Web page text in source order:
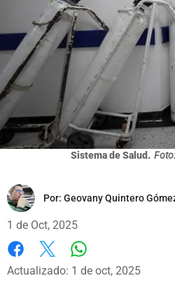
Sistema de Salud.
Por: Geovany Quintero
1 de Oct, 2025
Facebook
X
Actualizado: 1 de oct, 2025